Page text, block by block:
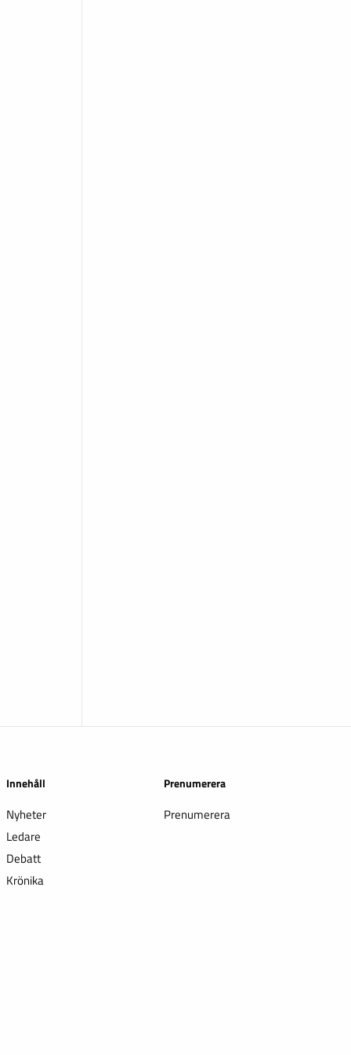
Innehåll
Nyheter
Ledare
Debatt
Krönika
Prenumerera
Prenumerera